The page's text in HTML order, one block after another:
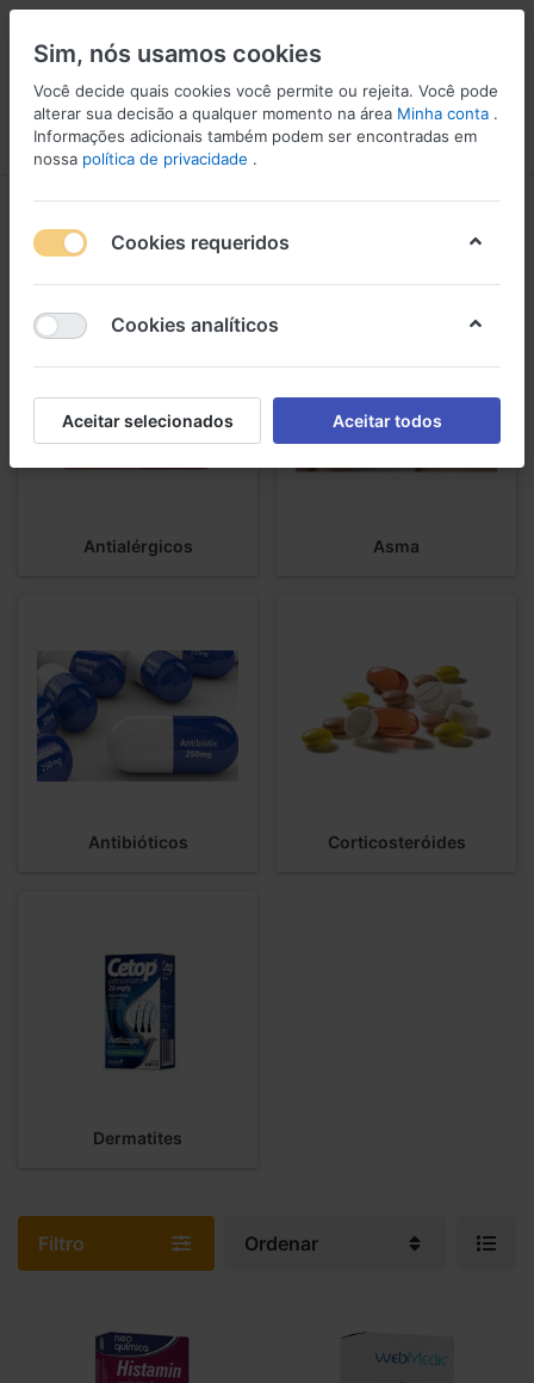
Menu Iniciar sessão Comparar Lista de Desejos Carrinho
1-5de5
Antialérgicos Asma
Antibióticos Corticosteróides
Dermatites
Filtro Ordenar
Sim, nós usamos cookies
Você decide quais cookies você permite ou rejeita. Você pode
alterar sua decisão a qualquer momento na área Minha conta .
Informações adicionais também podem ser encontradas em
nossa política de privacidade .
Cookies requeridos
Cookies analíticos
Aceitar selecionados Aceitar todos